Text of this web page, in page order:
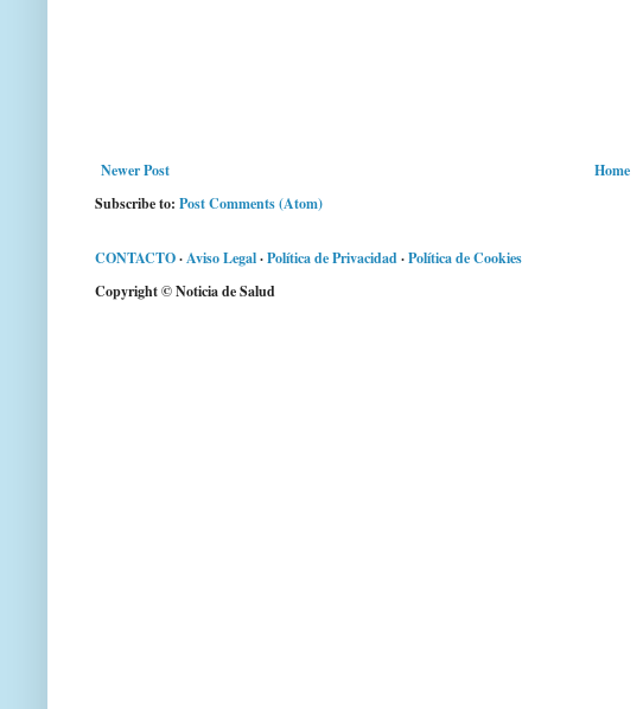
Newer Post
Home
Subscribe to: Post Comments (Atom)
CONTACTO·Aviso Legal·Política de Privacidad·Política de Cookies
Copyright © Noticia de Salud